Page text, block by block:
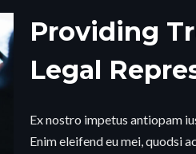
Providing
Legal
Ex nostro impetus antiopam
Enim eleifend eu mei, quodsi